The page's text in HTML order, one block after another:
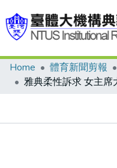
Communities & Collections
Home 體育新聞剪報